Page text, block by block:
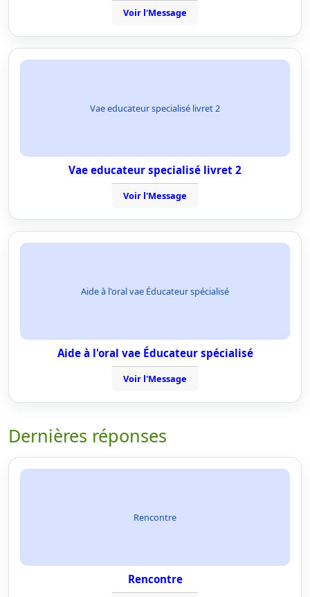
Voir l'Message
Vae educateur specialisé livret 2
Vae educateur specialisé livret 2
Voir l'Message
Aide à l'oral vae Éducateur spécialisé
Aide à l'oral vae Éducateur spécialisé
Voir l'Message
Dernières réponses
Rencontre
Rencontre